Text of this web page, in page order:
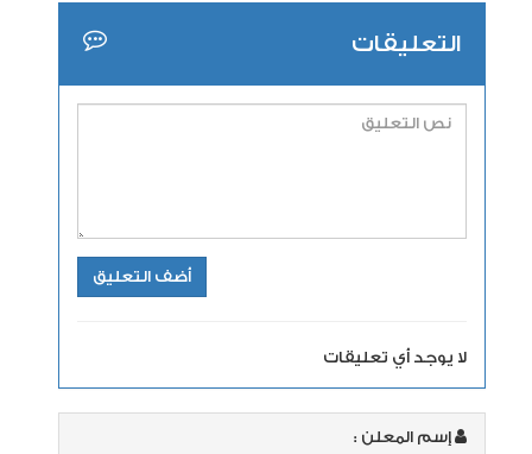
التعليقات
لا يوجد أي تعليقات
إسم المعلن :